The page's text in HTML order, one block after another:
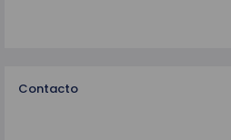
Contacto